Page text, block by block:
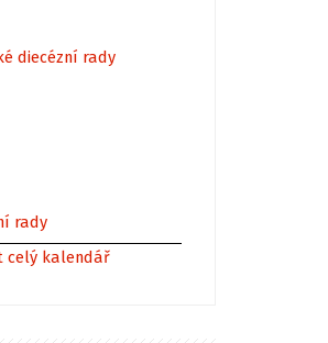
diecézní rady
rady
celý kalendář